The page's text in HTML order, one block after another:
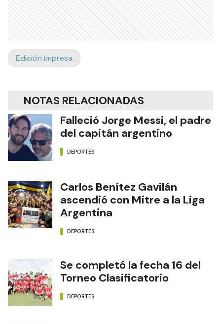
Edición Impresa
NOTAS RELACIONADAS
Falleció Jorge Messi, el padre
del capitán argentino
DEPORTES
Carlos Benítez Gavilán
ascendió con Mitre a la Liga
Argentina
DEPORTES
Se completó la fecha 16 del
Torneo Clasificatorio
DEPORTES